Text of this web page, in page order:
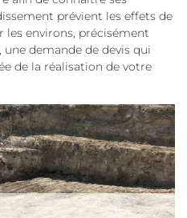
prévient les effets de
environs, précisément
demande de devis qui
de la réalisation de votre